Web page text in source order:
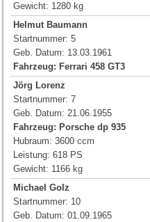
Gewicht: 1280 kg
Helmut Baumann
Startnummer: 5
Geb. Datum: 13.03.1961
Fahrzeug: Ferrari 458 GT3
Jörg Lorenz
Startnummer: 7
Geb. Datum: 21.06.1955
Fahrzeug: Porsche dp 935
Hubraum: 3600 ccm
Leistung: 618 PS
Gewicht: 1166 kg
Michael Golz
Startnummer: 10
Geb. Datum: 01.09.1965